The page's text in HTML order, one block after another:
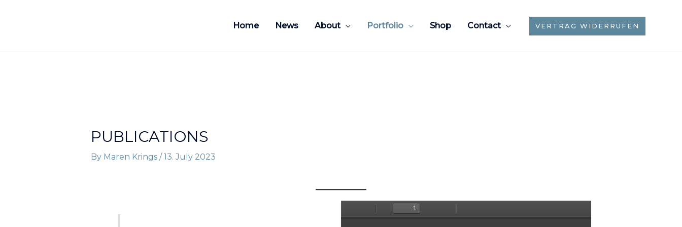
Home News About Portfolio Shop Contact VERTRAG WIDERRUFEN
PUBLICATIONS
By Maren Krings / 13. July 2023